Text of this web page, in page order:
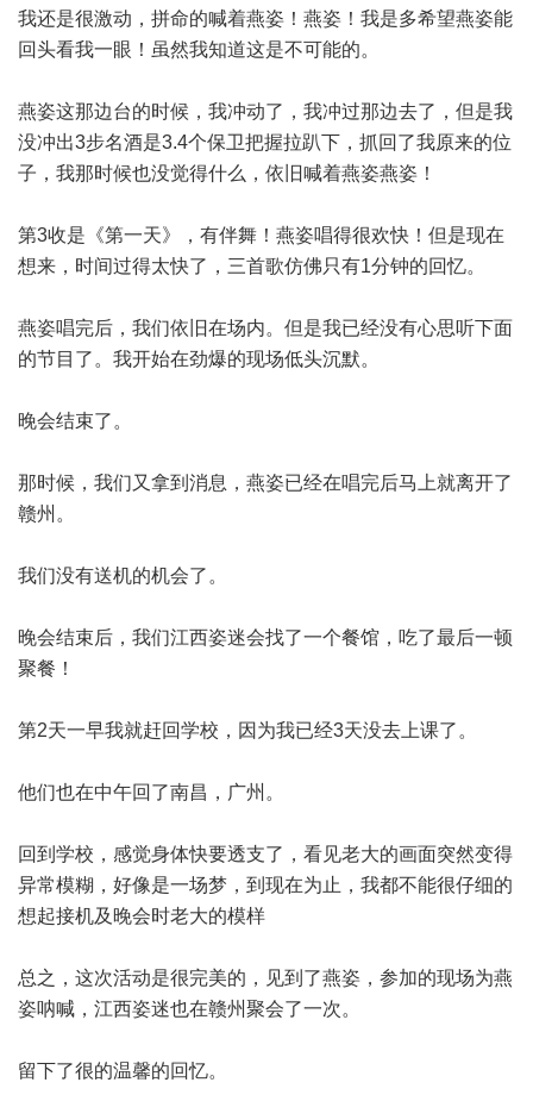
我还是很激动，拼命的喊着燕姿！燕姿！我是多希望燕姿能
回头看我一眼！虽然我知道这是不可能的。
燕姿这那边台的时候，我冲动了，我冲过那边去了，但是我
没冲出3步名酒是3.4个保卫把握拉趴下，抓回了我原来的位
子，我那时候也没觉得什么，依旧喊着燕姿燕姿！
第3收是《第一天》，有伴舞！燕姿唱得很欢快！但是现在
想来，时间过得太快了，三首歌仿佛只有1分钟的回忆。
燕姿唱完后，我们依旧在场内。但是我已经没有心思听下面
的节目了。我开始在劲爆的现场低头沉默。
晚会结束了。
那时候，我们又拿到消息，燕姿已经在唱完后马上就离开了
赣州。
我们没有送机的机会了。
晚会结束后，我们江西姿迷会找了一个餐馆，吃了最后一顿
聚餐！
第2天一早我就赶回学校，因为我已经3天没去上课了。
他们也在中午回了南昌，广州。
回到学校，感觉身体快要透支了，看见老大的画面突然变得
异常模糊，好像是一场梦，到现在为止，我都不能很仔细的
想起接机及晚会时老大的模样
总之，这次活动是很完美的，见到了燕姿，参加的现场为燕
姿呐喊，江西姿迷也在赣州聚会了一次。
留下了很的温馨的回忆。